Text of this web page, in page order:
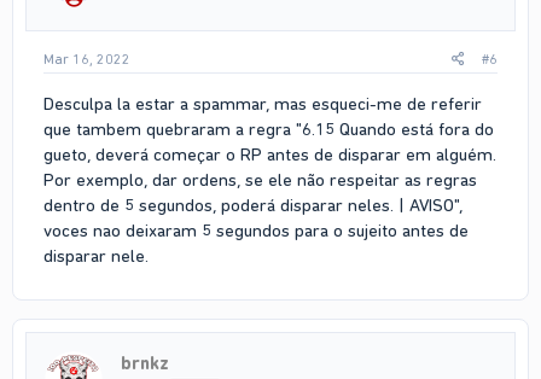
Mar 16, 2022 #6
Desculpa la estar a spammar, mas esqueci-me de referir
que tambem quebraram a regra "6.15 Quando está fora do
gueto, deverá começar o RP antes de disparar em alguém.
Por exemplo, dar ordens, se ele não respeitar as regras
dentro de 5 segundos, poderá disparar neles. | AVISO",
voces nao deixaram 5 segundos para o sujeito antes de
disparar nele.
brnkz